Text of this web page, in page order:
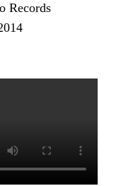
Records